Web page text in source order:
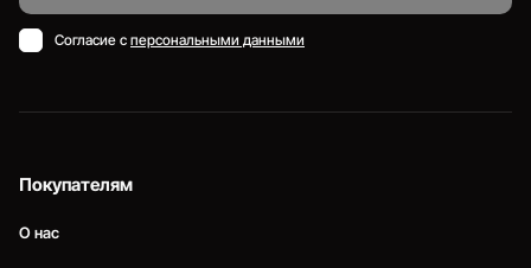
Согласие с персональными данными
Покупателям
О нас